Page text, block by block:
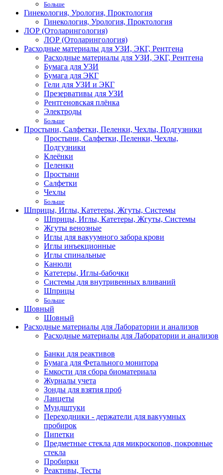
Больше
Гинекология, Урология, Проктология
Гинекология, Урология, Проктология
ЛОР (Отоларингология)
ЛОР (Отоларингология)
Расходные материалы для УЗИ, ЭКГ, Рентгена
Расходные материалы для УЗИ, ЭКГ, Рентгена
Бумага для УЗИ
Бумага для ЭКГ
Гели для УЗИ и ЭКГ
Презервативы для УЗИ
Рентгеновская плёнка
Электроды
Больше
Простыни, Салфетки, Пеленки, Чехлы, Подгузники
Простыни, Салфетки, Пеленки, Чехлы,
Подгузники
Клеёнки
Пеленки
Простыни
Салфетки
Чехлы
Больше
Шприцы, Иглы, Катетеры, Жгуты, Системы
Шприцы, Иглы, Катетеры, Жгуты, Системы
Жгуты венозные
Иглы для вакуумного забора крови
Иглы инъекционные
Иглы спинальные
Канюли
Катетеры, Иглы-бабочки
Системы для внутривенных вливаний
Шприцы
Больше
Шовный
Шовный
Расходные материалы для Лаборатории и анализов
Расходные материалы для Лаборатории и анализов
Банки для реактивов
Бумага для Фетального монитора
Емкости для сбора биоматериала
Журналы учета
Зонды для взятия проб
Ланцеты
Мундштуки
Переходники - держатели для вакуумных
пробирок
Пипетки
Предметные стекла для микроскопов, покровные
стекла
Пробирки
Реактивы, Тесты